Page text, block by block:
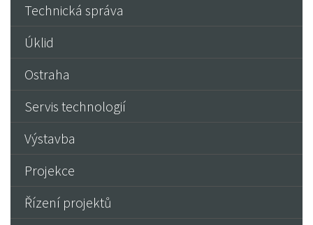
Technická správa
Úklid
Ostraha
Servis technologií
Výstavba
Projekce
Řízení projektů